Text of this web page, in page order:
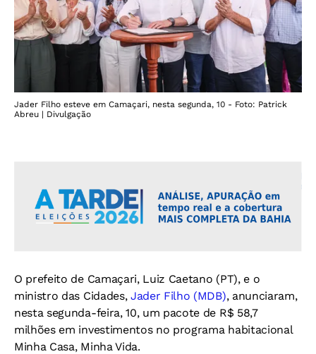
Jader Filho esteve em Camaçari, nesta segunda, 10 - Foto: Patrick
Abreu | Divulgação
O prefeito de Camaçari, Luiz Caetano (PT), e o
ministro das Cidades, Jader Filho (MDB), anunciaram,
nesta segunda-feira, 10, um pacote de R$ 58,7
milhões em investimentos no programa habitacional
Minha Casa, Minha Vida.